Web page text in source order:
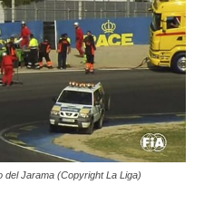
del Jarama (Copyright La Liga)